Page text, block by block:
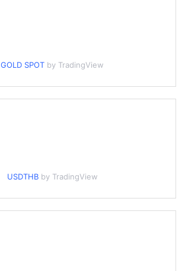
GOLD SPOT by TradingView
USDTHB by TradingView